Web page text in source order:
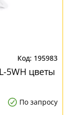
195983
5WH цветы
По запросу